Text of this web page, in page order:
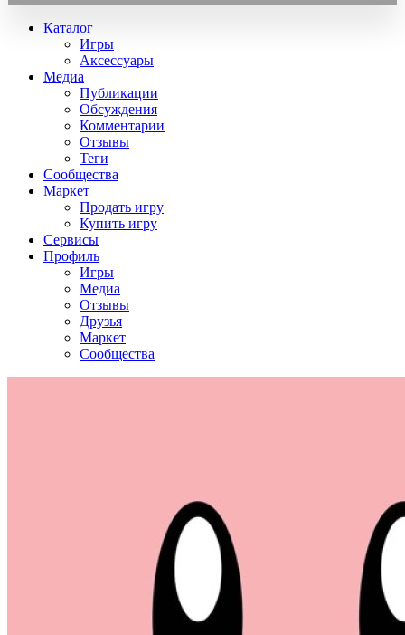
Каталог
Игры
Аксессуары
Медиа
Публикации
Обсуждения
Комментарии
Отзывы
Теги
Сообщества
Маркет
Продать игру
Купить игру
Сервисы
Профиль
Игры
Медиа
Отзывы
Друзья
Маркет
Сообщества